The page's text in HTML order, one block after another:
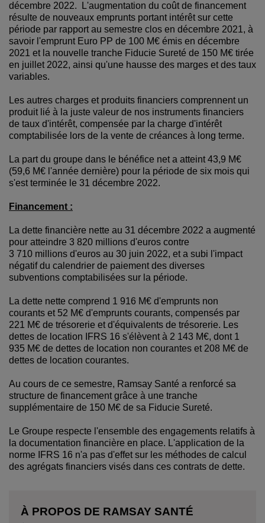
décembre 2022. L'augmentation du coût de financement
résulte de nouveaux emprunts portant intérêt sur cette
période par rapport au semestre clos en décembre 2021, à
savoir l'emprunt Euro PP de 100 M€ émis en décembre
2021 et la nouvelle tranche Fiducie Sureté de 150 M€ tirée
en juillet 2022, ainsi qu'une hausse des marges et des taux
variables.
Les autres charges et produits financiers comprennent un
produit lié à la juste valeur de nos instruments financiers
de taux d'intérêt, compensée par la charge d'intérêt
comptabilisée lors de la vente de créances à long terme.
La part du groupe dans le bénéfice net a atteint 43,9 M€
(59,6 M€ l'année dernière) pour la période de six mois qui
s'est terminée le 31 décembre 2022.
Financement :
La dette financière nette au 31 décembre 2022 a augmenté
pour atteindre 3 820 millions d'euros contre
3 710 millions d'euros au 30 juin 2022, et a subi l'impact
négatif du calendrier de paiement des diverses
subventions comptabilisées sur la période.
La dette nette comprend 1 916 M€ d'emprunts non
courants et 52 M€ d'emprunts courants, compensés par
221 M€ de trésorerie et d'équivalents de trésorerie. Les
dettes de location IFRS 16 s'élèvent à 2 143 M€, dont 1
935 M€ de dettes de location non courantes et 208 M€ de
dettes de location courantes.
Au cours de ce semestre, Ramsay Santé a renforcé sa
structure de financement grâce à une tranche
supplémentaire de 150 M€ de sa Fiducie Sureté.
Le Groupe respecte l'ensemble des engagements relatifs à
la documentation financière en place. L'application de la
norme IFRS 16 n'a pas d'effet sur les méthodes de calcul
des agrégats financiers visés dans ces contrats de dette.
À PROPOS DE RAMSAY SANTÉ